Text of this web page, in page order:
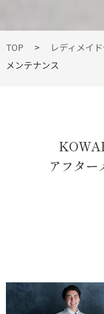
TOP > レディメイ
メンテナンス
アフター